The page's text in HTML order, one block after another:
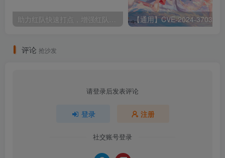
助力红队快速打点，增强红队渗透工具Dddd
评论 抢沙发
请登录后发表评论
登录 注册
社交账号登录